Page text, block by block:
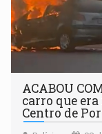
ACABOU
carro que
Centro de